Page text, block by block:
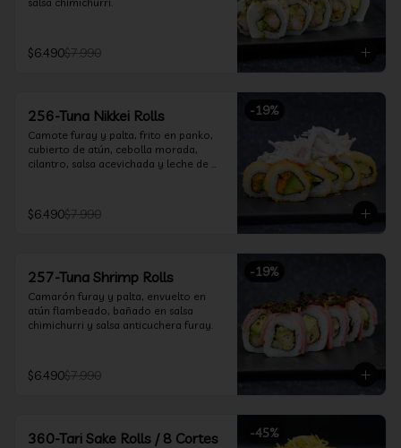
$6.490$7.990
-19%
256-Tuna Nikkei Rolls
Camote furay y palta, frito en panko,
cubierto de atún, cebolla morada,
cilantro, salsa acevichada y leche de
$6.490$7.990
-19%
257-Tuna Shrimp Rolls
Camarón furay y palta, envuelto en
atún flambeado, bañado en salsa
chimichurri y salsa anticuchera furay.
$6.490$7.990
-45%
360-Tari Sake Rolls / 8 Cortes